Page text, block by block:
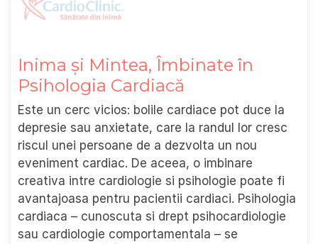
Inima și Mintea, Îmbinate în
Psihologia Cardiacă
Este un cerc vicios: bolile cardiace pot duce la
depresie sau anxietate, care la randul lor cresc
riscul unei persoane de a dezvolta un nou
eveniment cardiac. De aceea, o imbinare
creativa intre cardiologie si psihologie poate fi
avantajoasa pentru pacientii cardiaci. Psihologia
cardiaca – cunoscuta si drept psihocardiologie
sau cardiologie comportamentala – se